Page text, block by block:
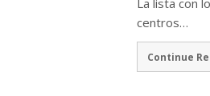
La lista con
centros…
Continue